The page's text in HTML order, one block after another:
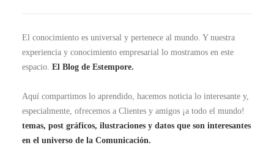
El conocimiento es universal y pertenece al mundo. Y nuestra
experiencia y conocimiento empresarial lo mostramos en este
espacio. El Blog de Estempore.
Aquí compartimos lo aprendido, hacemos noticia lo interesante y,
especialmente, ofrecemos a Clientes y amigos ¡a todo el mundo!
temas, post gráficos, ilustraciones y datos que son interesantes
en el universo de la Comunicación.